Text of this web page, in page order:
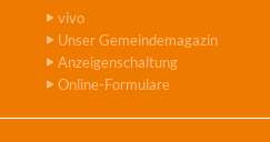
vivo
Unser Gemeindemagazin
Anzeigenschaltung
Online-Formulare